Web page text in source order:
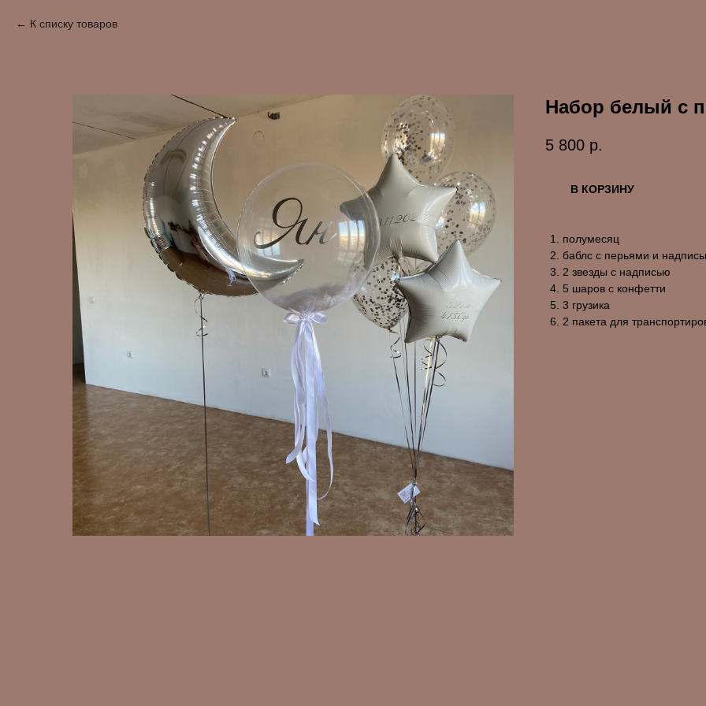
К списку товаров
Набор белый с
5 800 р.
В КОРЗИНУ
полумесяц
баблс с перьями и
2 звезды с надписью
5 шаров с конфетти
3 грузика
2 пакета для